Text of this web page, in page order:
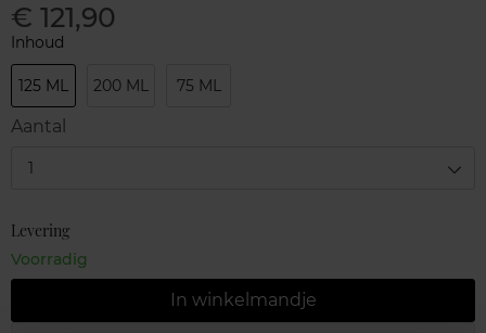
€ 121,90
Inhoud
125 ML 200 ML 75 ML
Aantal
1
Levering
Voorradig
In winkelmandje